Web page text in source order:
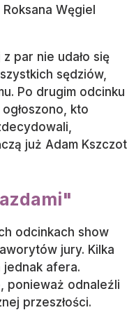
Węgiel
par nie udało się
sędziów,
Po drugim odcinku
kto
już Adam Kszczot
odcinkach show
jury. Kilka
jednak afera.
ponieważ odnaleźli
przeszłości.